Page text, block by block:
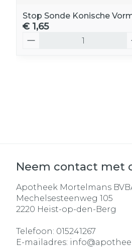
Stop Sonde Konische
€ 1,65
Neem contact met
Apotheek Mortelmans
Mechelsesteenweg 105
2220 Heist-op-den-Berg
Telefoon: 015241267
E-mailadres: info@